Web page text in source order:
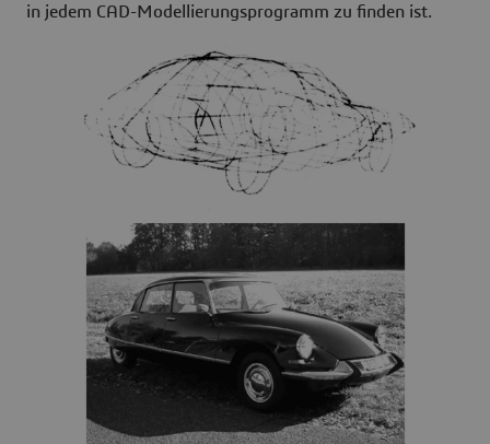
in jedem CAD-Modellierungsprogramm zu finden ist.